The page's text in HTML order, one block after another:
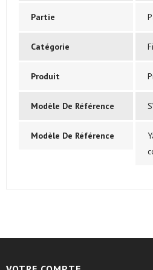
Partie
Catégorie
Produit
Modèle De Référence
Modèle De Référence